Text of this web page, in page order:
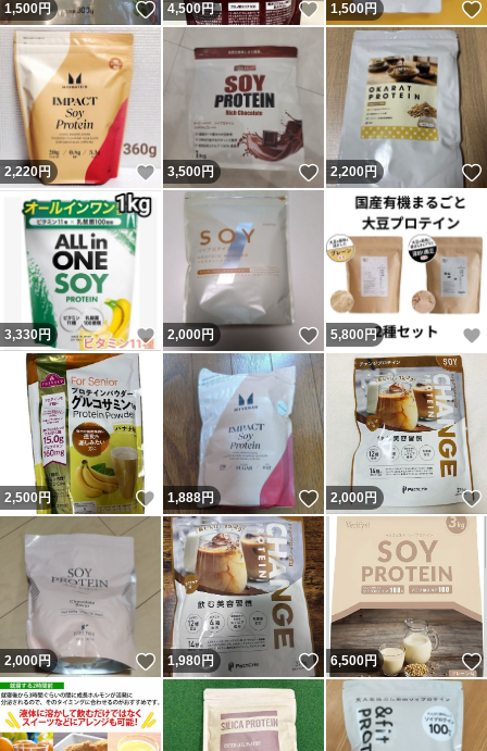
1,500円 いいね！
4,500円 いいね！
1,500円
2,220円 いいね！
3,500円 いいね！
2,200円
3,330円 いいね！
2,000円 いいね！
5,800 円
2,500円 いいね！
1,888円 いいね！
2,000円
2,000円 いいね！
1,980円 いいね！
6,500円